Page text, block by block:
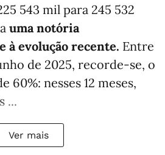
543 mil para 245 532
uma notória
à evolução recente. Entre
de 2025, recorde-se, o
60%: nesses 12 meses,
...
Ver mais